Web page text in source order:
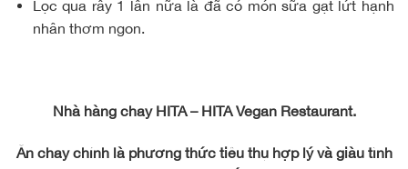
Lọc qua rây 1 lần nữa là đã có món sữa gạt lứt hạnh
nhân thơm ngon.
Nhà hàng chay HITA – HITA Vegan Restaurant.
Ăn chay chính là phương thức tiêu thụ hợp lý và giàu tình